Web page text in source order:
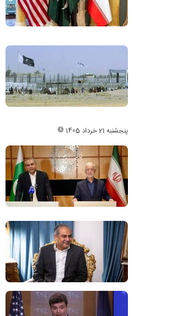
پنجشنبه 21 خرداد 1405